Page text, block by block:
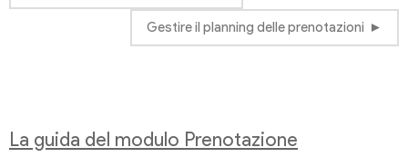
Gestire il planning delle prenotazioni
La guida del modulo Prenotazione